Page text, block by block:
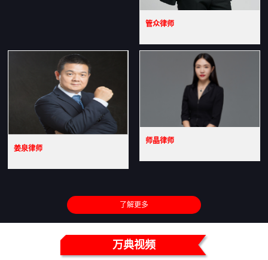
管众律师
姜泉律师
师晶律师
了解更多
万典视频